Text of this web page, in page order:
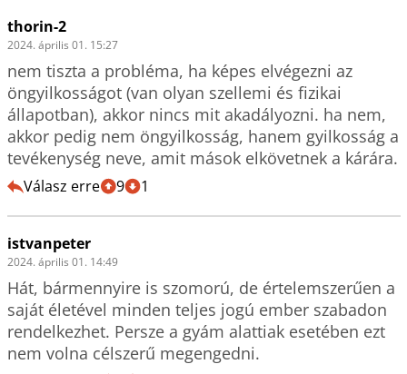
thorin-2
2024. április 01. 15:27
nem tiszta a probléma, ha képes elvégezni az
öngyilkosságot (van olyan szellemi és fizikai
állapotban), akkor nincs mit akadályozni. ha nem,
akkor pedig nem öngyilkosság, hanem gyilkosság a
tevékenység neve, amit mások elkövetnek a kárára.
Válasz erre 9 1
istvanpeter
2024. április 01. 14:49
Hát, bármennyire is szomorú, de értelemszerűen a
saját életével minden teljes jogú ember szabadon
rendelkezhet. Persze a gyám alattiak esetében ezt
nem volna célszerű megengedni.